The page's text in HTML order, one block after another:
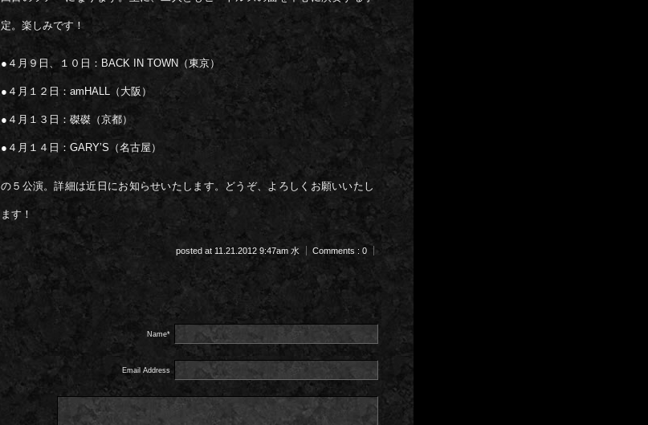
定。楽しみです！
●４月９日、１０日：BACK IN TOWN（東京）
●４月１２日：amHALL（大阪）
●４月１３日：磔磔（京都）
●４月１４日：GARY’S（名古屋）
の５公演。詳細は近日にお知らせいたします。どうぞ、よろしくお願いいたし
ます！
posted at 11.21.2012 9:47am 水 Comments : 0
Name*
Email Address